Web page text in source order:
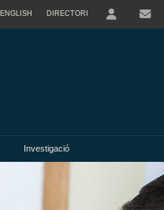
ENGLISH DIRECTORI
Investigació